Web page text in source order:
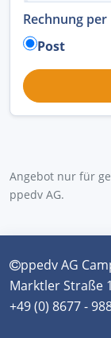
Rechnung per
Post
Angebot nur für
ppedv AG.
ppedv AG
Marktler Straße
+49 (0) 8677 -